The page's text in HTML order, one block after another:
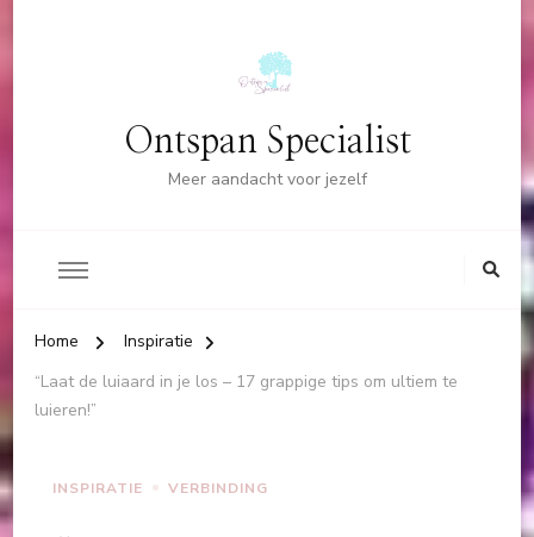
Ontspan Specialist
Meer aandacht voor jezelf
Home
Inspiratie
“Laat de luiaard in je los – 17 grappige tips om ultiem te
luieren!”
INSPIRATIE VERBINDING